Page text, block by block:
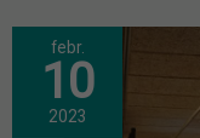
febr.
10
2023
NOVES
FORMACIONS
EN
L’ACTUACIÓ